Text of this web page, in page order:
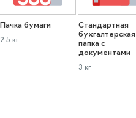
Пачка бумаги
2.5 кг
Стандартная
бухгалтерская
папка с
документами
3 кг